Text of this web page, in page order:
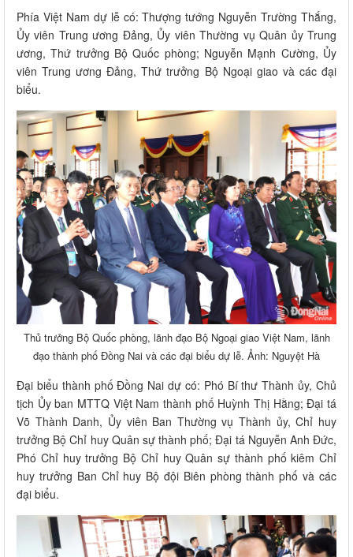
Phía Việt Nam dự lễ có: Thượng tướng Nguyễn Trường Thắng,
Ủy viên Trung ương Đảng, Ủy viên Thường vụ Quân ủy Trung
ương, Thứ trưởng Bộ Quốc phòng; Nguyễn Mạnh Cường, Ủy
viên Trung ương Đảng, Thứ trưởng Bộ Ngoại giao và các đại
biểu.
Thủ trưởng Bộ Quốc phòng, lãnh đạo Bộ Ngoại giao Việt Nam, lãnh
đạo thành phố Đồng Nai và các đại biểu dự lễ. Ảnh: Nguyệt Hà
Đại biểu thành phố Đồng Nai dự có: Phó Bí thư Thành ủy, Chủ
tịch Ủy ban MTTQ Việt Nam thành phố Huỳnh Thị Hằng; Đại tá
Võ Thành Danh, Ủy viên Ban Thường vụ Thành ủy, Chỉ huy
trưởng Bộ Chỉ huy Quân sự thành phố; Đại tá Nguyễn Anh Đức,
Phó Chỉ huy trưởng Bộ Chỉ huy Quân sự thành phố kiêm Chỉ
huy trưởng Ban Chỉ huy Bộ đội Biên phòng thành phố và các
đại biểu.